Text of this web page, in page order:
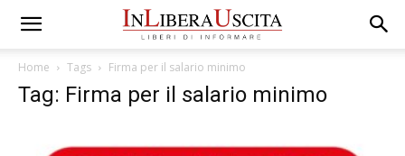
Home Tags Firma per il salario minimo
Tag: Firma per il salario minimo